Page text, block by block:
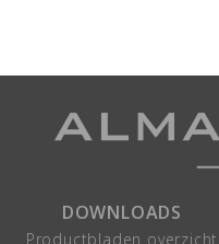
DOWNLOADS
Productbladen overzicht